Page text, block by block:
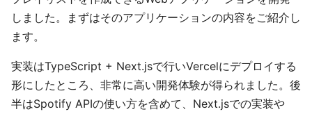
しました。まずはそのアプリケーションの内容をご紹介し
ます。
実装はTypeScript + Next.jsで行いVercelにデプロイする
形にしたところ、非常に高い開発体験が得られました。後
半はSpotify APIの使い方を含めて、Next.jsでの実装や